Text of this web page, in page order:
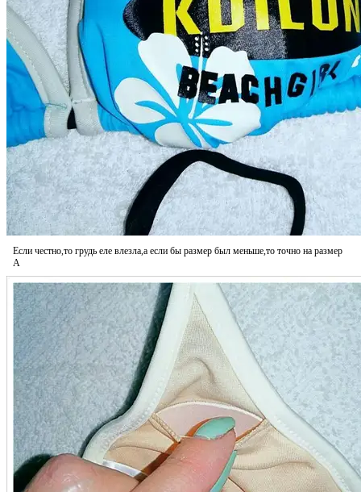
Если честно,то грудь еле влезла,а если бы размер был меньше,то точно на размер
А